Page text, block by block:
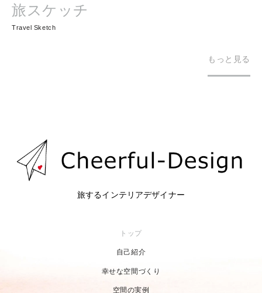
旅スケッチ
Travel Sketch
もっと見る
旅するインテリアデザイナー
トップ
自己紹介
幸せな空間づくり
空間の実例